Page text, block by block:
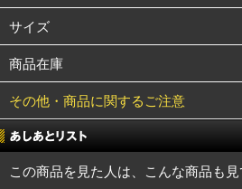
サイズ
商品在庫
その他・商品に関するご注意
この商品を見た人は、こんな商品も